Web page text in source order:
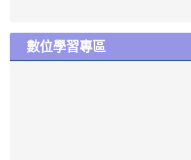
數位學習專區